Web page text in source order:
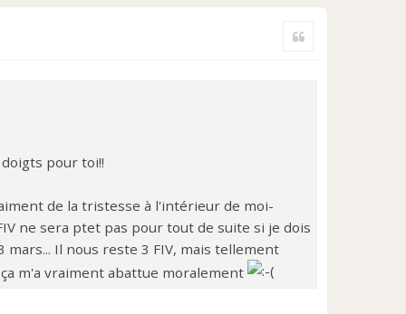
pour toi!!
de la tristesse à l'intérieur de moi-
ne sera ptet pas pour tout de suite si je dois
Il nous reste 3 FIV, mais tellement
m'a vraiment abattue moralement